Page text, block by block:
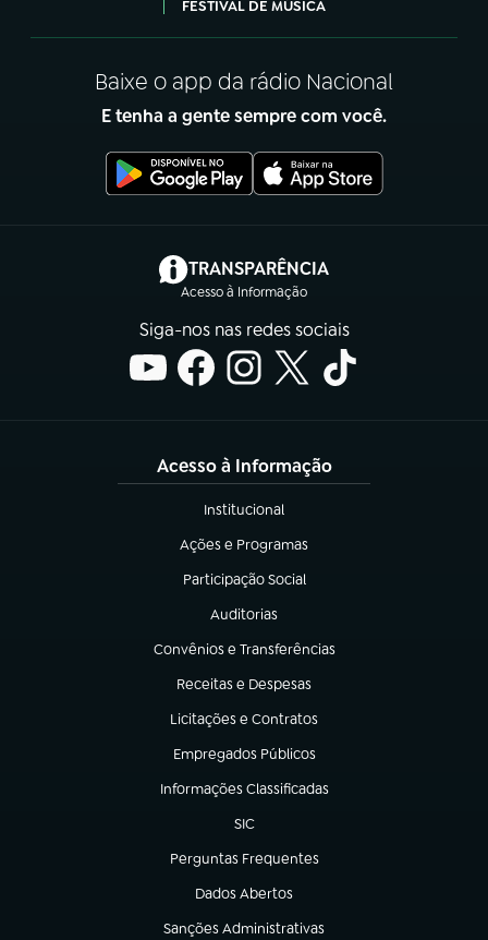
FESTIVAL DE MÚSICA
Baixe o app da rádio Nacional
E tenha a gente sempre com você.
TRANSPARÊNCIA
Acesso à Informação
(abre em nova aba)
Siga-nos nas redes sociais
Acesso à Informação
Institucional
(abre em nova aba)
Ações e Programas
(abre em nova aba)
Participação Social
(abre em nova aba)
Auditorias
(abre em nova aba)
Convênios e Transferências
(abre em nova aba)
Receitas e Despesas
(abre em nova aba)
Licitações e Contratos
(abre em nova aba)
Empregados Públicos
(abre em nova aba)
Informações Classificadas
(abre em nova aba)
SIC
(abre em nova aba)
Perguntas Frequentes
(abre em nova aba)
Dados Abertos
(abre em nova aba)
Sanções Administrativas
(abre em nova aba)